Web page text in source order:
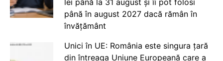
lei până la 31 august și îi pot folosi
până în august 2027 dacă rămân în
învățământ
Unici în UE: România este singura țară
din întreaga Uniune Europeană care a